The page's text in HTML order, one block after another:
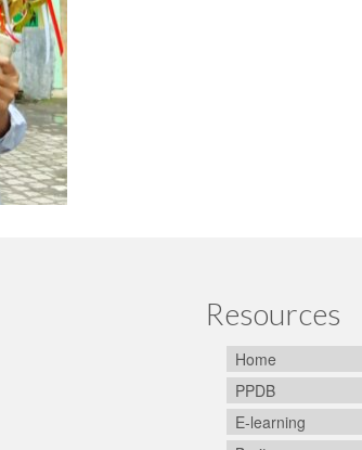
Resources
Home
PPDB
E-learning